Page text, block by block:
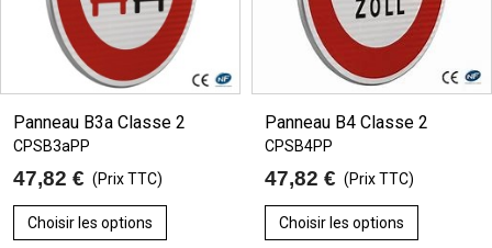
Panneau B3a Classe 2
CPSB3aPP
47,82 € (Prix TTC)
Choisir les options
Panneau B4 Classe 2
CPSB4PP
47,82 € (Prix TTC)
Choisir les options